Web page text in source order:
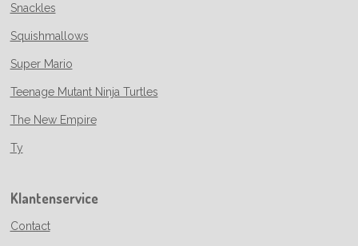
Snackles
Squishmallows
Super Mario
Teenage Mutant Ninja Turtles
The New Empire
Ty
Klantenservice
Contact